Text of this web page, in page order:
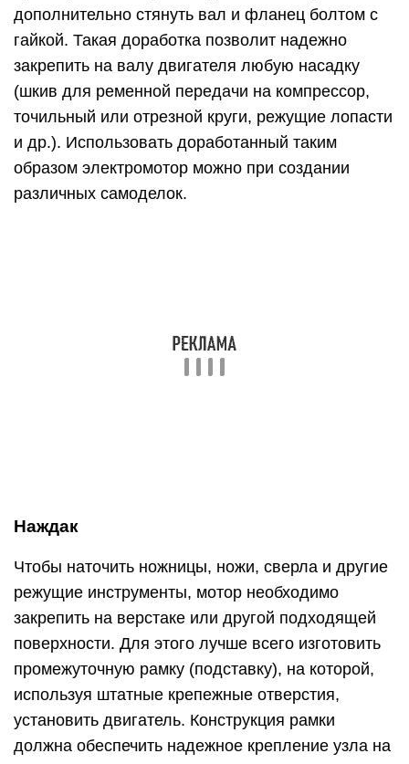
дополнительно стянуть вал и фланец болтом с
гайкой. Такая доработка позволит надежно
закрепить на валу двигателя любую насадку
(шкив для ременной передачи на компрессор,
точильный или отрезной круги, режущие лопасти
и др.). Использовать доработанный таким
образом электромотор можно при создании
различных самоделок.
Наждак
Чтобы наточить ножницы, ножи, сверла и другие
режущие инструменты, мотор необходимо
закрепить на верстаке или другой подходящей
поверхности. Для этого лучше всего изготовить
промежуточную рамку (подставку), на которой,
используя штатные крепежные отверстия,
установить двигатель. Конструкция рамки
должна обеспечить надежное крепление узла на